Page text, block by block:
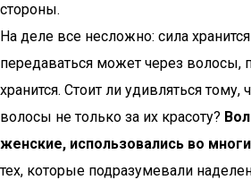
стороны.
На деле все несложно: сила
передаваться может через волосы,
хранится. Стоит ли удивляться тому,
волосы не только за их красоту?
женские, использовались во
тех, которые подразумевали